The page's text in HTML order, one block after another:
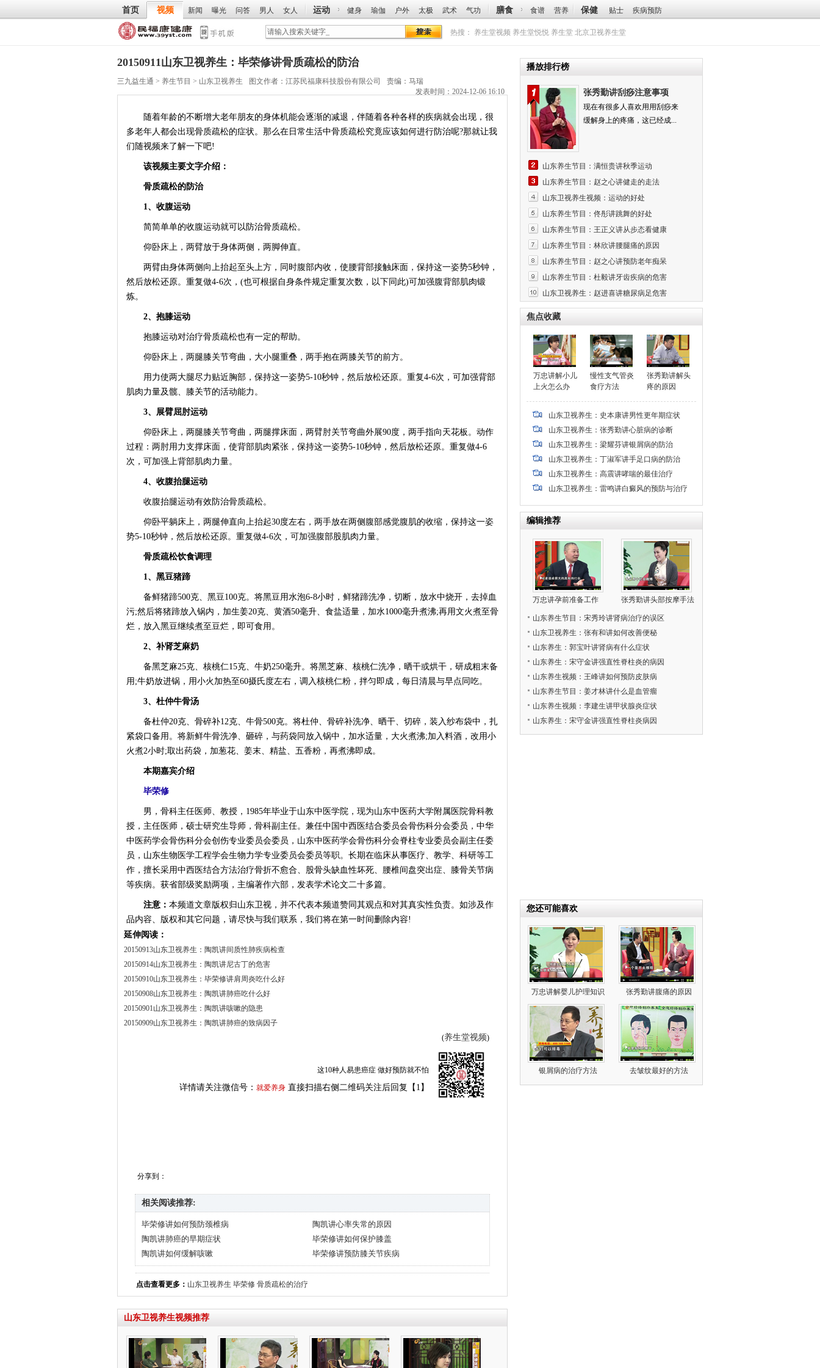
首页 视频 新闻 曝光 问答 男人 女人 运动 健身 瑜伽 户外 太极 武术 气功 膳食 食谱 营养 保健 贴士 疾病预防
热搜： 养生堂视频 养生堂悦悦 养生堂 北京卫视养生堂
20150911山东卫视养生：毕荣修讲骨质疏松的防治
三九益生通 > 养生节目 > 山东卫视养生 图文作者： 江苏民福康科技股份有限公司
责编：马瑞
发表时间：2024-12-06 16:10
随着年龄的不断增大老年朋友的身体机能会逐渐的减退，伴随着各种各样的疾病就会出现，很
多老年人都会出现骨质疏松的症状。那么在日常生活中骨质疏松究竟应该如何进行防治呢?那就让我
们随视频来了解一下吧!
该视频主要文字介绍：
骨质疏松的防治
1、收腹运动
简简单单的收腹运动就可以防治骨质疏松。
仰卧床上，两臂放于身体两侧，两脚伸直。
两臂由身体两侧向上抬起至头上方，同时腹部内收，使腰背部接触床面，保持这一姿势5秒钟，
然后放松还原。重复做4-6次，(也可根据自身条件规定重复次数，以下同此)可加强腹背部肌肉锻
炼。
2、抱膝运动
抱膝运动对治疗骨质疏松也有一定的帮助。
仰卧床上，两腿膝关节弯曲，大小腿重叠，两手抱在两膝关节的前方。
用力使两大腿尽力贴近胸部，保持这一姿势5-10秒钟，然后放松还原。重复4-6次，可加强背部
肌肉力量及髋、膝关节的活动能力。
3、展臂屈肘运动
仰卧床上，两腿膝关节弯曲，两腿撑床面，两臂肘关节弯曲外展90度，两手指向天花板。动作
过程：两肘用力支撑床面，使背部肌肉紧张，保持这一姿势5-10秒钟，然后放松还原。重复做4-6
次，可加强上背部肌肉力量。
4、收腹抬腿运动
收腹抬腿运动有效防治骨质疏松。
仰卧平躺床上，两腿伸直向上抬起30度左右，两手放在两侧腹部感觉腹肌的收缩，保持这一姿
势5-10秒钟，然后放松还原。重复做4-6次，可加强腹部股肌肉力量。
骨质疏松饮食调理
1、黑豆猪蹄
备鲜猪蹄500克、黑豆100克。将黑豆用水泡6-8小时，鲜猪蹄洗净，切断，放水中烧开，去掉血
污;然后将猪蹄放入锅内，加生姜20克、黄酒50毫升、食盐适量，加水1000毫升煮沸;再用文火煮至骨
烂，放入黑豆继续煮至豆烂，即可食用。
2、补肾芝麻奶
备黑芝麻25克、核桃仁15克、牛奶250毫升。将黑芝麻、核桃仁洗净，晒干或烘干，研成粗末备
用;牛奶放进锅，用小火加热至60摄氏度左右，调入核桃仁粉，拌匀即成，每日清晨与早点同吃。
3、杜仲牛骨汤
备杜仲20克、骨碎补12克、牛骨500克。将杜仲、骨碎补洗净、晒干、切碎，装入纱布袋中，扎
紧袋口备用。将新鲜牛骨洗净、砸碎，与药袋同放入锅中，加水适量，大火煮沸;加入料酒，改用小
火煮2小时;取出药袋，加葱花、姜末、精盐、五香粉，再煮沸即成。
本期嘉宾介绍
毕荣修
男，骨科主任医师、教授，1985年毕业于山东中医学院，现为山东中医药大学附属医院骨科教
授，主任医师，硕士研究生导师，骨科副主任。兼任中国中西医结合委员会骨伤科分会委员，中华
中医药学会骨伤科分会创伤专业委员会委员，山东中医药学会骨伤科分会脊柱专业委员会副主任委
员，山东生物医学工程学会生物力学专业委员会委员等职。长期在临床从事医疗、教学、科研等工
作，擅长采用中西医结合方法治疗骨折不愈合、股骨头缺血性坏死、腰椎间盘突出症、膝骨关节病
等疾病。获省部级奖励两项，主编著作六部，发表学术论文二十多篇。
注意： 本频道文章版权归山东卫视，并不代表本频道赞同其观点和对其真实性负责。如涉及作
品内容、版权和其它问题，请尽快与我们联系，我们将在第一时间删除内容!
延伸阅读：
20150913山东卫视养生：陶凯讲间质性肺疾病检查
20150914山东卫视养生：陶凯讲尼古丁的危害
20150910山东卫视养生：毕荣修讲肩周炎吃什么好
20150908山东卫视养生：陶凯讲肺癌吃什么好
20150901山东卫视养生：陶凯讲咳嗽的隐患
20150909山东卫视养生：陶凯讲肺癌的致病因子
(养生堂视频)
这10种人易患癌症 做好预防就不怕
详情请关注微信号： 就爱养身 直接扫描右侧二维码关注后回复【1】
分享到：
相关阅读推荐:
毕荣修讲如何预防颈椎病
陶凯讲心率失常的原因
陶凯讲肺癌的早期症状
毕荣修讲如何保护膝盖
陶凯讲如何缓解咳嗽
毕荣修讲预防膝关节疾病
点击查看更多： 山东卫视养生 毕荣修 骨质疏松的治疗
山东卫视养生视频推荐
播放排行榜
张秀勤讲刮痧注意事项
现在有很多人喜欢用用刮痧来
缓解身上的疼痛，这已经成...
山东养生节目：满恒贵讲秋季运动
山东养生节目：赵之心讲健走的走法
山东卫视养生视频：运动的好处
山东养生节目：佟彤讲跳舞的好处
山东养生节目：王正义讲从步态看健康
山东养生节目：林欣讲腰腿痛的原因
山东养生节目：赵之心讲预防老年痴呆
山东养生节目：杜毅讲牙齿疾病的危害
山东卫视养生：赵进喜讲糖尿病足危害
焦点收藏
万忠讲解小儿
上火怎么办
慢性支气管炎
食疗方法
张秀勤讲解头
疼的原因
山东卫视养生：史本康讲男性更年期症状
山东卫视养生：张秀勤讲心脏病的诊断
山东卫视养生：梁耀芬讲银屑病的防治
山东卫视养生：丁淑军讲手足口病的防治
山东卫视养生：高震讲哮喘的最佳治疗
山东卫视养生：雷鸣讲白癜风的预防与治疗
编辑推荐
万忠讲孕前准备工作 张秀勤讲头部按摩手法
山东养生节目：宋秀玲讲肾病治疗的误区
山东卫视养生：张有和讲如何改善便秘
山东养生：郭宝叶讲肾病有什么症状
山东养生：宋守金讲强直性脊柱炎的病因
山东养生视频：王峰讲如何预防皮肤病
山东养生节目：姜才林讲什么是血管瘤
山东养生视频：李建生讲甲状腺炎症状
山东养生：宋守金讲强直性脊柱炎病因
您还可能喜欢
万忠讲解婴儿护理知识 张秀勤讲腹痛的原因
银屑病的治疗方法 去皱纹最好的方法